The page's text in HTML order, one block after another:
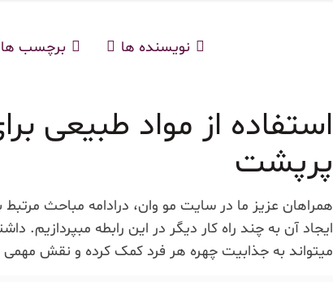
برچسب ها نویسنده ها
استفاده از مواد طبیعی
پرپشت
همراهان عزیز ما در سایت مو وان، درادامه مباحث
ایجاد آن به چند راه کار دیگر در این رابطه
میتواند به جذابیت چهره هر فرد کمک کرده و نقش مهمی